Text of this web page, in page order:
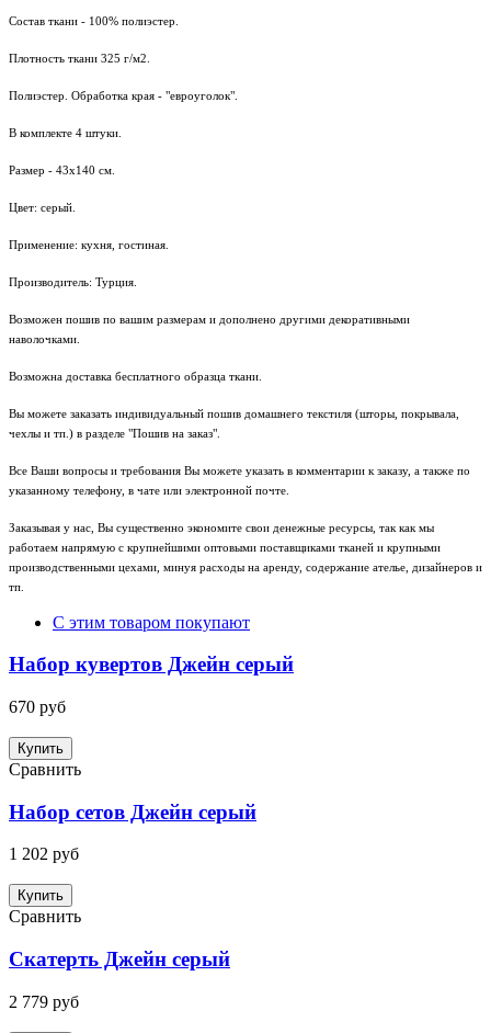
Состав ткани - 100% полиэстер.
Плотность ткани 325 г/м2.
Полиэстер. Обработка края - "евроуголок".
В комплекте 4 штуки.
Размер - 43х140 см.
Цвет: серый.
Применение: кухня, гостиная.
Производитель: Турция.
Возможен пошив по вашим размерам и дополнено другими декоративными
наволочками.
Возможна доставка бесплатного образца ткани.
Вы можете заказать индивидуальный пошив домашнего текстиля (шторы, покрывала,
чехлы и тп.) в разделе "Пошив на заказ".
Все Ваши вопросы и требования Вы можете указать в комментарии к заказу, а также по
указанному телефону, в чате или электронной почте.
Заказывая у нас, Вы существенно экономите свои денежные ресурсы, так как мы
работаем напрямую с крупнейшими оптовыми поставщиками тканей и крупными
производственными цехами, минуя расходы на аренду, содержание ателье, дизайнеров и
тп.
С этим товаром покупают
Набор кувертов Джейн серый
670 руб
Купить
Сравнить
Набор сетов Джейн серый
1 202 руб
Купить
Сравнить
Скатерть Джейн серый
2 779 руб